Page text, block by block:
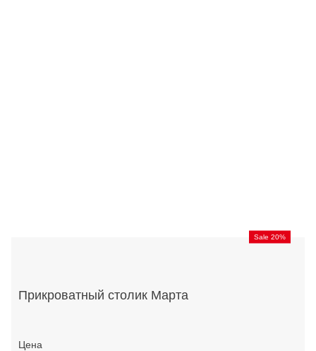
Sale 20%
Прикроватный столик Марта